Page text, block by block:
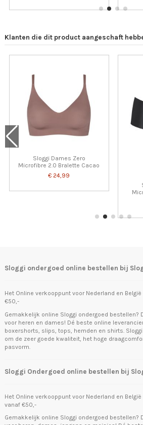
Klanten die dit product aangeschaft
Sloggi Dames Zero
Microfibre 2.0 Bralette Cacao
€ 24,99
Sloggi ondergoed online bestellen bij
Het Online verkooppunt voor Nederland en
€50,-
Gemakkelijk online Sloggi ondergoed bestellen?
voor heren en dames! Dé beste online
boxershorts, slips, tops, hemden en shirts.
om de zeer goede kwaliteit, het hoge
pasvorm.
Sloggi Ondergoed online bestellen bij
Het Online verkooppunt voor Nederland en
vanaf €50,-
Gemakkelijk online Sloggi ondergoed bestellen?